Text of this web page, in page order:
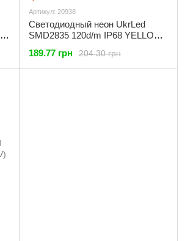
Артикул: 20938
Светодиодный неон UkrLed
SMD2835 120d/m IP68 YELLOW
204.30 грн
189.77 грн